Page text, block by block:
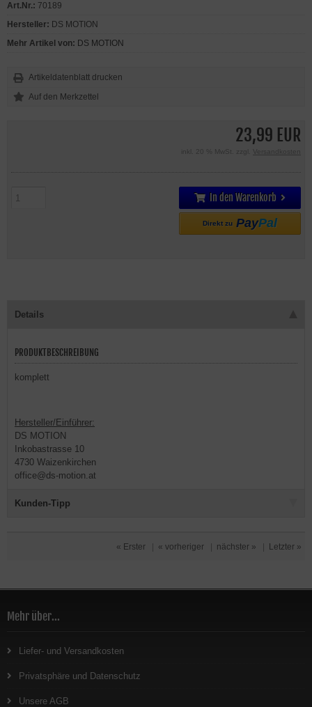
23,99 EUR
inkl. 20 % MwSt. zzgl. Versandkosten
In den Warenkorb
Direkt zu PayPal
Art.Nr.: 70189
Hersteller: DS MOTION
Mehr Artikel von: DS MOTION
Artikeldatenblatt drucken
Details
PRODUKTBESCHREIBUNG
komplett
Hersteller/Einführer:
DS MOTION
Inkobastrasse 10
4730 Waizenkirchen
office@ds-motion.at
Kunden-Tipp
« Erster « vorheriger nächster » Letzter »
Mehr über...
Liefer- und Versandkosten
Privatsphäre und Datenschutz
Unsere AGB